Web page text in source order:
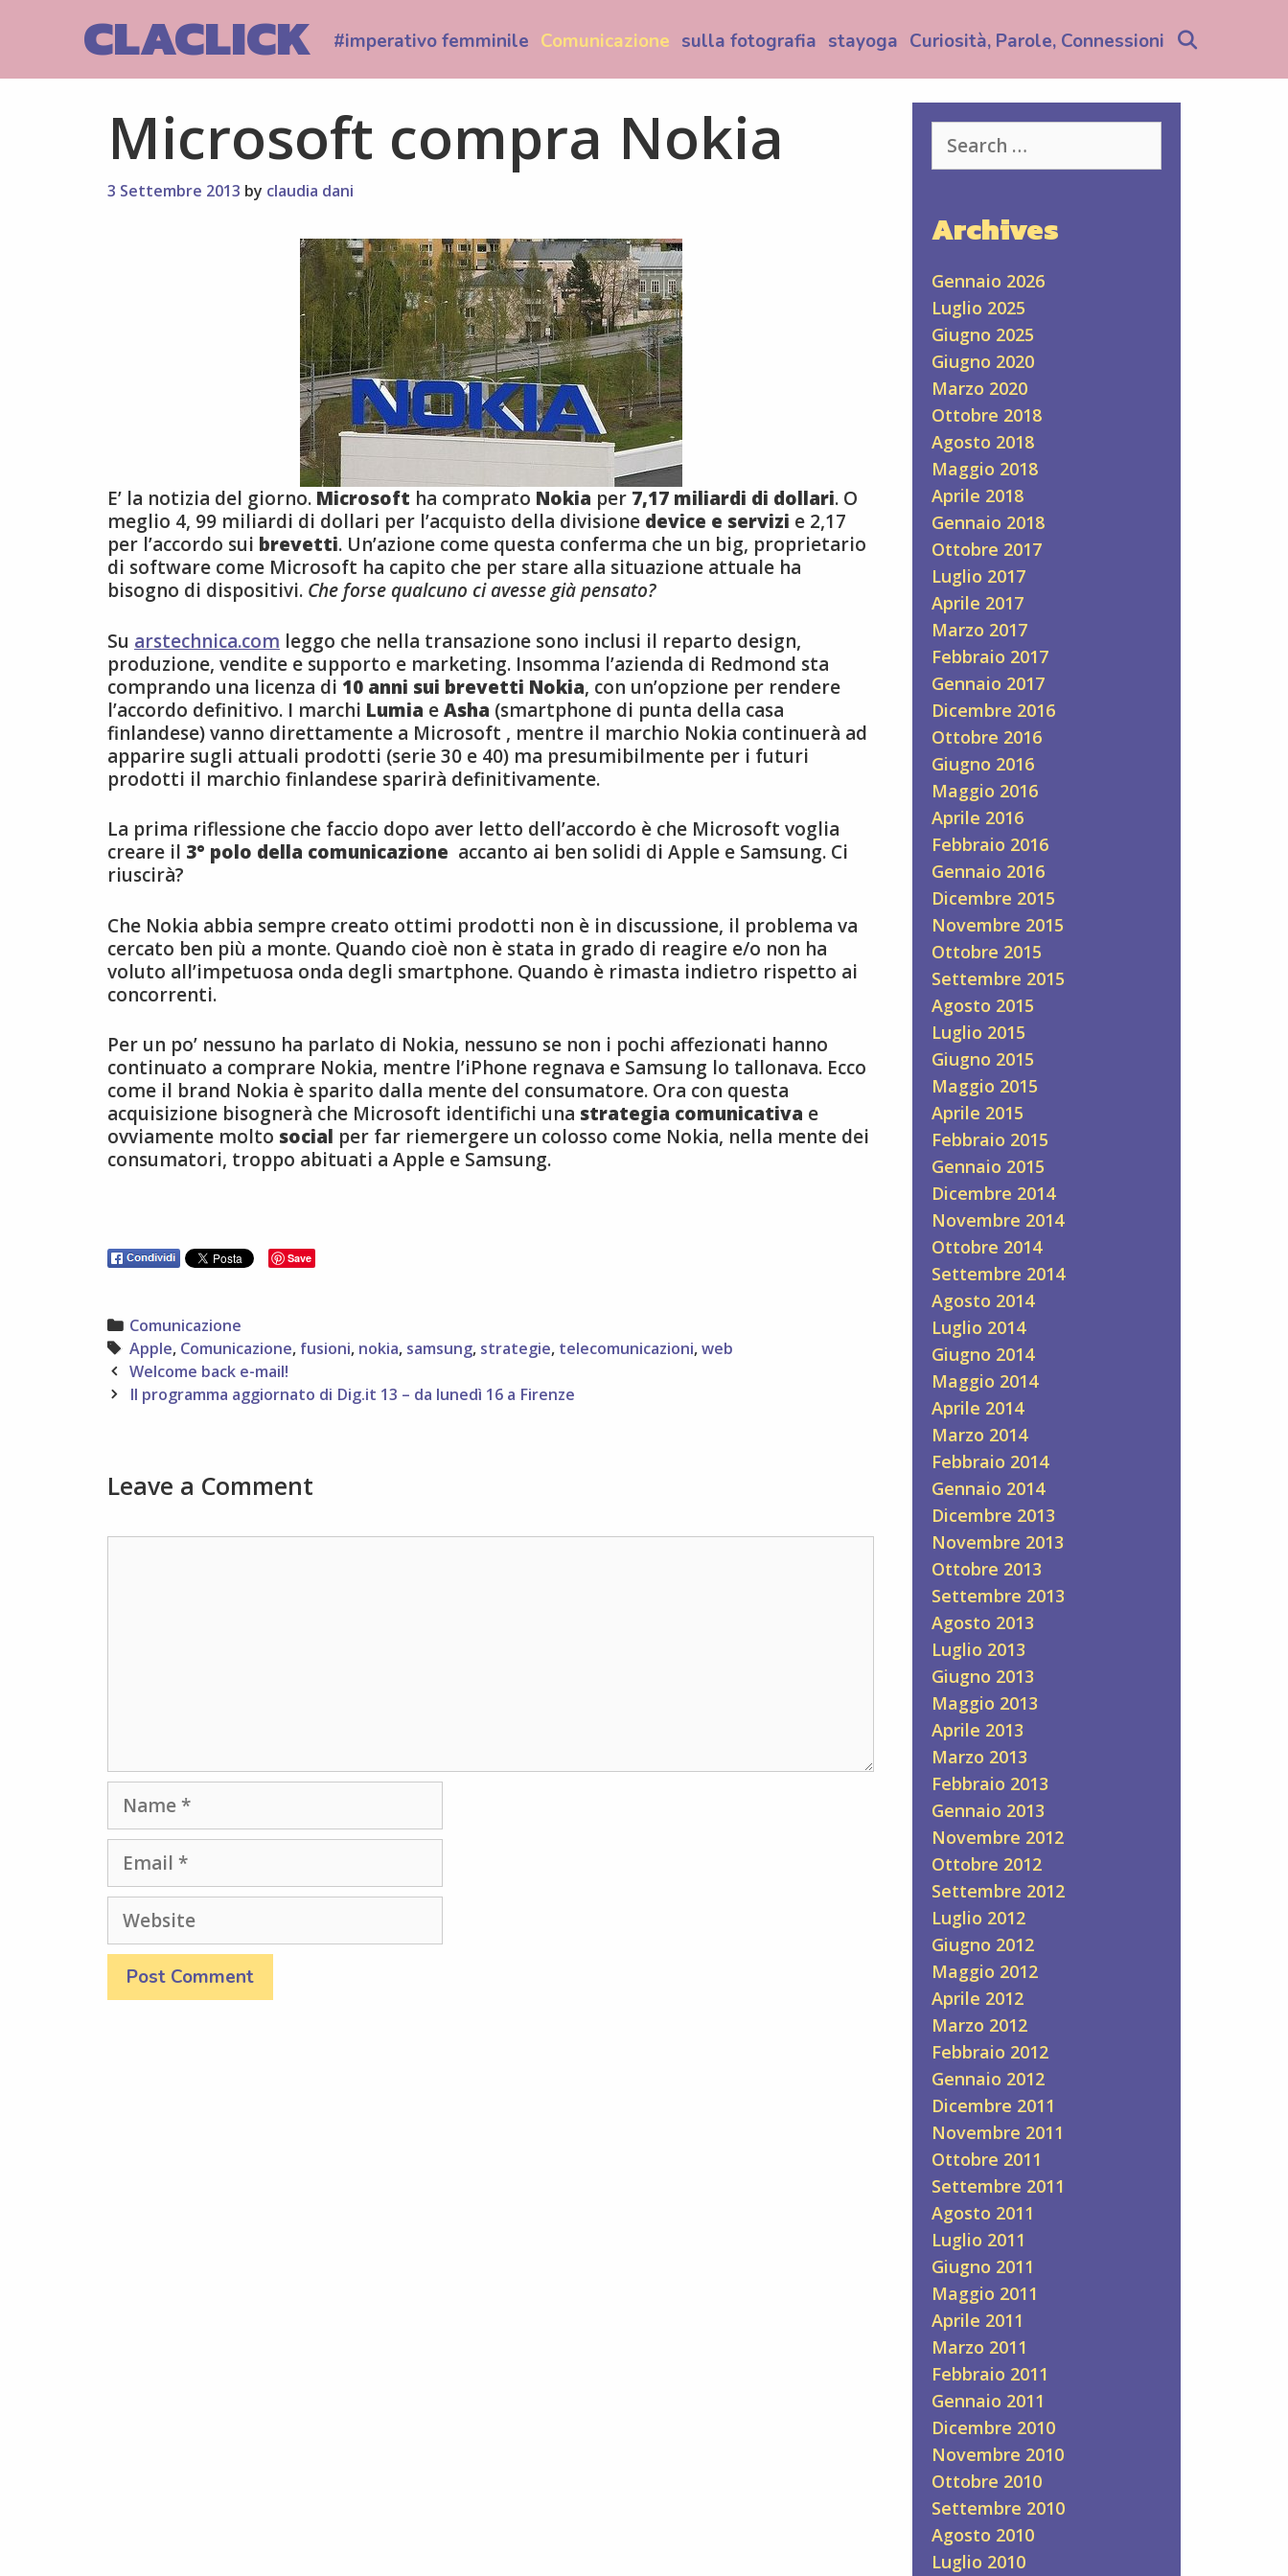
CLACLICK #imperativo femminile Comunicazione sulla fotografia stayoga Curiosità, Parole, Connessioni
Microsoft compra Nokia
3 Settembre 2013 by claudia dani
E’ la notizia del giorno. Microsoft ha comprato Nokia per 7,17 miliardi di dollari. O
meglio 4, 99 miliardi di dollari per l’acquisto della divisione device e servizi e 2,17
per l’accordo sui brevetti. Un’azione come questa conferma che un big, proprietario
di software come Microsoft ha capito che per stare alla situazione attuale ha
bisogno di dispositivi. Che forse qualcuno ci avesse già pensato?
Su arstechnica.com leggo che nella transazione sono inclusi il reparto design,
produzione, vendite e supporto e marketing. Insomma l’azienda di Redmond sta
comprando una licenza di 10 anni sui brevetti Nokia, con un’opzione per rendere
l’accordo definitivo. I marchi Lumia eAsha (smartphone di punta della casa
finlandese) vanno direttamente a Microsoft , mentre il marchio Nokia continuerà ad
apparire sugli attuali prodotti (serie 30 e 40) ma presumibilmente per i futuri
prodotti il marchio finlandese sparirà definitivamente.
La prima riflessione che faccio dopo aver letto dell’accordo è che Microsoft voglia
creare il 3° polo della comunicazione accanto ai ben solidi di Apple e Samsung. Ci
riuscirà?
Che Nokia abbia sempre creato ottimi prodotti non è in discussione, il problema va
cercato ben più a monte. Quando cioè non è stata in grado di reagire e/o non ha
voluto all’impetuosa onda degli smartphone. Quando è rimasta indietro rispetto ai
concorrenti.
Per un po’ nessuno ha parlato di Nokia, nessuno se non i pochi affezionati hanno
continuato a comprare Nokia, mentre l’iPhone regnava e Samsung lo tallonava. Ecco
come il brand Nokia è sparito dalla mente del consumatore. Ora con questa
acquisizione bisognerà che Microsoft identifichi una strategia comunicativa e
ovviamente molto social per far riemergere un colosso come Nokia, nella mente dei
consumatori, troppo abituati a Apple e Samsung.
Save
Categories
Comunicazione
Tags
Apple, Comunicazione, fusioni, nokia, samsung, strategie, telecomunicazioni,web
Post
navigation
Welcome back e-mail!
Il programma aggiornato di Dig.it 13 – da lunedì 16 a Firenze
Leave a Comment
Website
for:
Archives
Gennaio 2026
Luglio 2025
Giugno 2025
Giugno 2020
Marzo 2020
Ottobre 2018
Agosto 2018
Maggio 2018
Aprile 2018
Gennaio 2018
Ottobre 2017
Luglio 2017
Aprile 2017
Marzo 2017
Febbraio 2017
Gennaio 2017
Dicembre 2016
Ottobre 2016
Giugno 2016
Maggio 2016
Aprile 2016
Febbraio 2016
Gennaio 2016
Dicembre 2015
Novembre 2015
Ottobre 2015
Settembre 2015
Agosto 2015
Luglio 2015
Giugno 2015
Maggio 2015
Aprile 2015
Febbraio 2015
Gennaio 2015
Dicembre 2014
Novembre 2014
Ottobre 2014
Settembre 2014
Agosto 2014
Luglio 2014
Giugno 2014
Maggio 2014
Aprile 2014
Marzo 2014
Febbraio 2014
Gennaio 2014
Dicembre 2013
Novembre 2013
Ottobre 2013
Settembre 2013
Agosto 2013
Luglio 2013
Giugno 2013
Maggio 2013
Aprile 2013
Marzo 2013
Febbraio 2013
Gennaio 2013
Novembre 2012
Ottobre 2012
Settembre 2012
Luglio 2012
Giugno 2012
Maggio 2012
Aprile 2012
Marzo 2012
Febbraio 2012
Gennaio 2012
Dicembre 2011
Novembre 2011
Ottobre 2011
Settembre 2011
Agosto 2011
Luglio 2011
Giugno 2011
Maggio 2011
Aprile 2011
Marzo 2011
Febbraio 2011
Gennaio 2011
Dicembre 2010
Novembre 2010
Ottobre 2010
Settembre 2010
Agosto 2010
Luglio 2010